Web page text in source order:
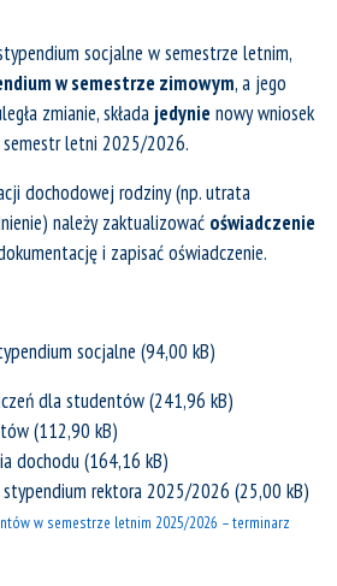
socjalne w semestrze letnim,
w semestrze zimowym, a jego
zmianie, składa jedynie nowy wniosek
letni 2025/2026.
dochodowej rodziny (np. utrata
należy zaktualizować oświadczenie
i zapisać oświadczenie.
socjalne
dla studentów
dochodu
rektora 2025/2026
w semestrze letnim 2025/2026 – terminarz